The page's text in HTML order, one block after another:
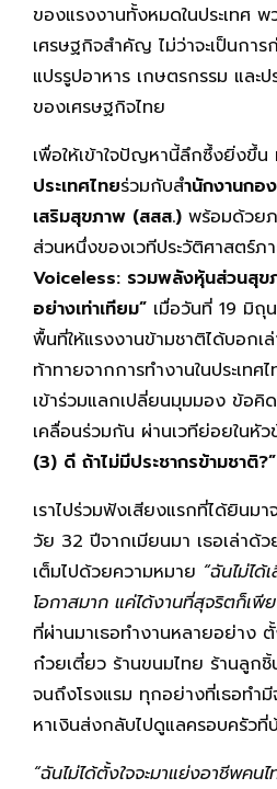
ของแรงงานทั้งหมดในประเทศ พ
เศรษฐกิจสำคัญ ไม่ว่าจะเป็นกา
แปรรูปอาหาร เกษตรกรรม และ
ของเศรษฐกิจไทย
เพื่อให้เข้าใจปัญหานี้ลึกซึ้งยิ่งขึ้น
ประเทศไทยร่วมกับสำนักงานกอ
เสริมสุขภาพ (สสส.) พร้อมด้วยภ
ส่วนหนึ่งของเวทีประวัติศาสตร์ภ
Voiceless: รวมพลังหุ้นส่วนสุข
อย่างเท่าเทียม” เมื่อวันที่ 19 มิถุ
พื้นที่ให้แรงงานข้ามชาติได้บอกเ
ท้าทายจากการทำงานในประเทศ
เข้าร่วมแลกเปลี่ยนมุมมอง ข้อคิ
เคลื่อนร่วมกัน ผ่านเวทีย่อยในหัว
(3) ดี ถ้าไม่มีประชากรข้ามชาติ?”
เราไปร่วมฟังเสียงแรกที่ได้ยินมา
วัย 32 ปีจากเมียนมา เธอเล่าด้
เต็มไปด้วยความหมาย “ฉันไม่ได้
โอกาสมาก แค่ได้งานที่สุจริตก็เพี
ที่ผ่านมาเธอทำงานหลายอย่าง
ก๋วยเตี๋ยว ร้านขนมไทย ร้านลูก
จนถึงโรงแรม ทุกอย่างที่เธอทำ
หาเงินส่งกลับไปดูแลครอบครัวที่
“ฉันไม่ได้ตั้งใจจะมาแย่งอาชีพคนไ